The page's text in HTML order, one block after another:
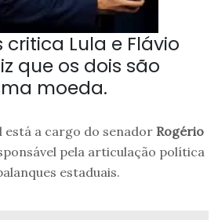
critica Lula e Flávio
que os dois são
moeda.
está a cargo do senador Rogério
pela articulação política
estaduais.